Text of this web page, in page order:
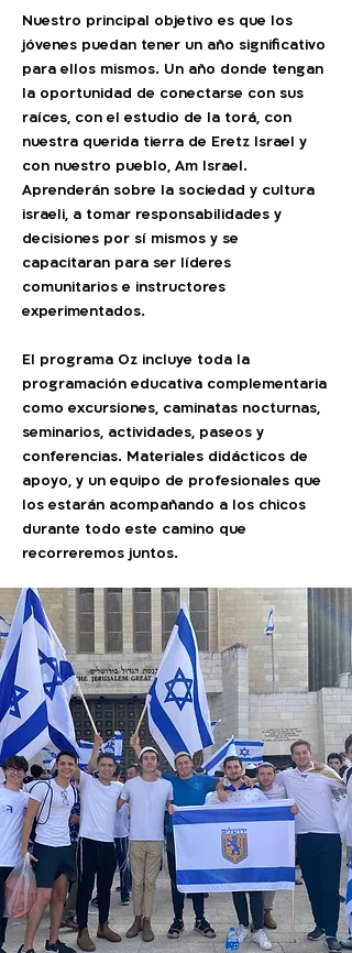
Nuestro principal objetivo es que los
jóvenes puedan tener un año significativo
para ellos mismos. Un año donde tengan
la oportunidad de conectarse con sus
raíces, con el estudio de la torá, con
nuestra querida tierra de Eretz Israel y
con nuestro pueblo, Am Israel.
Aprenderán sobre la sociedad y cultura
israeli, a tomar responsabilidades y
decisiones por sí mismos y se
capacitaran para ser líderes
comunitarios e instructores
experimentados.
El programa Oz incluye toda la
programación educativa complementaria
como excursiones, caminatas nocturnas,
seminarios, actividades, paseos y
conferencias. Materiales didácticos de
apoyo, y un equipo de profesionales que
los estarán acompañando a los chicos
durante todo este camino que
recorreremos juntos.